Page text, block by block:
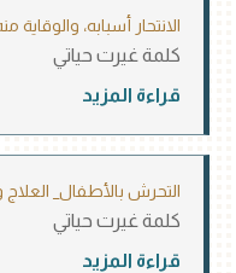
الانتحار أسبابه، والوقاية
كلمة غيرت حياتي
قراءة المزيد
التحرش بالأطفال_ العلاج
كلمة غيرت حياتي
قراءة المزيد